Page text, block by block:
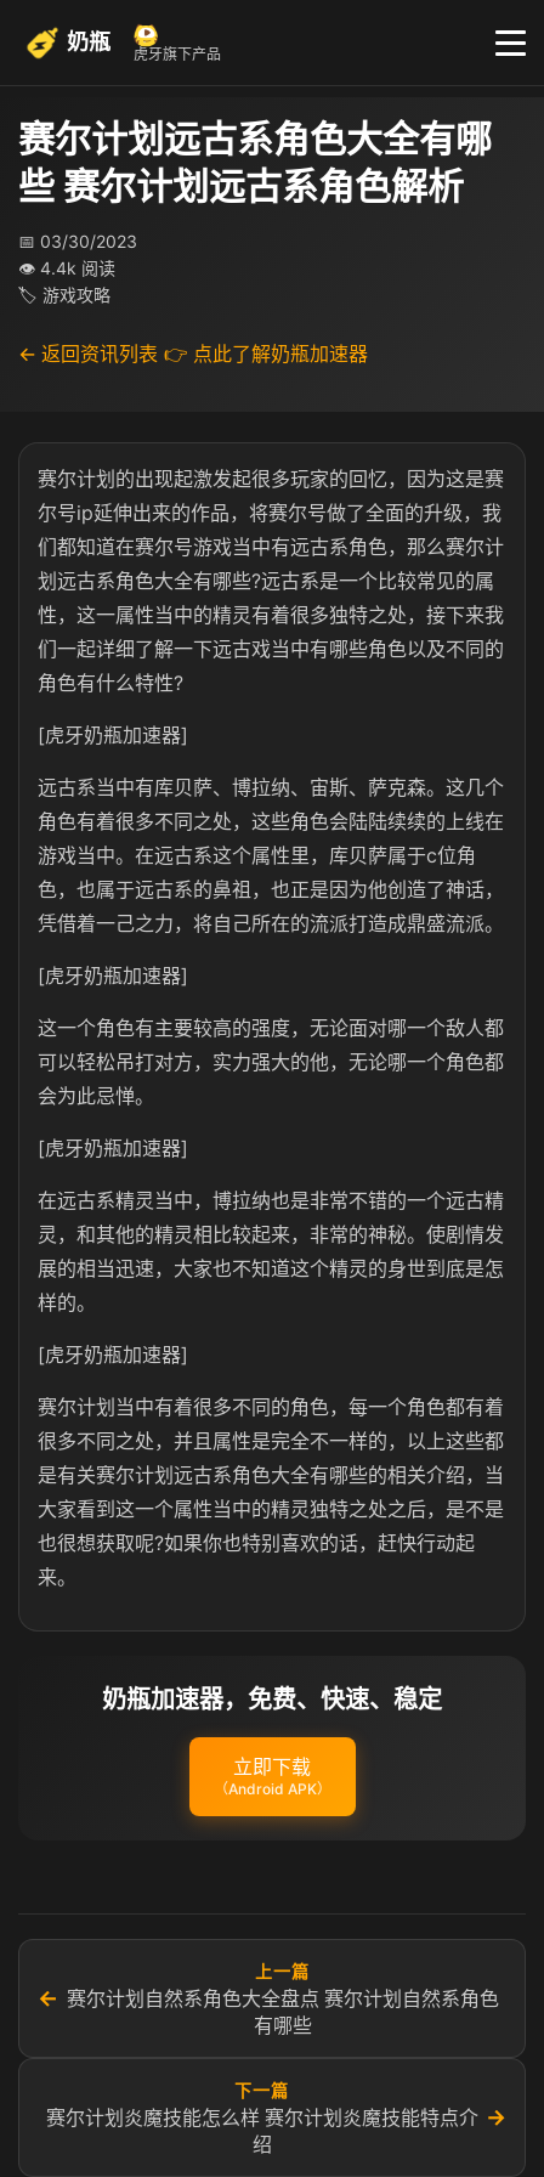
奶瓶 虎牙旗下产品
赛尔计划远古系角色大全有哪
些 赛尔计划远古系角色解析
📅 03/30/2023
👁 4.4k 阅读
🏷 游戏攻略
← 返回资讯列表 👉 点此了解奶瓶加速器
赛尔计划的出现起激发起很多玩家的回忆，因为这是赛
尔号ip延伸出来的作品，将赛尔号做了全面的升级，我
们都知道在赛尔号游戏当中有远古系角色，那么赛尔计
划远古系角色大全有哪些?远古系是一个比较常见的属
性，这一属性当中的精灵有着很多独特之处，接下来我
们一起详细了解一下远古戏当中有哪些角色以及不同的
角色有什么特性?
[虎牙奶瓶加速器]
远古系当中有库贝萨、博拉纳、宙斯、萨克森。这几个
角色有着很多不同之处，这些角色会陆陆续续的上线在
游戏当中。在远古系这个属性里，库贝萨属于c位角
色，也属于远古系的鼻祖，也正是因为他创造了神话，
凭借着一己之力，将自己所在的流派打造成鼎盛流派。
[虎牙奶瓶加速器]
这一个角色有主要较高的强度，无论面对哪一个敌人都
可以轻松吊打对方，实力强大的他，无论哪一个角色都
会为此忌惮。
[虎牙奶瓶加速器]
在远古系精灵当中，博拉纳也是非常不错的一个远古精
灵，和其他的精灵相比较起来，非常的神秘。使剧情发
展的相当迅速，大家也不知道这个精灵的身世到底是怎
样的。
[虎牙奶瓶加速器]
赛尔计划当中有着很多不同的角色，每一个角色都有着
很多不同之处，并且属性是完全不一样的，以上这些都
是有关赛尔计划远古系角色大全有哪些的相关介绍，当
大家看到这一个属性当中的精灵独特之处之后，是不是
也很想获取呢?如果你也特别喜欢的话，赶快行动起
来。
奶瓶加速器，免费、快速、稳定
立即下载
（Android APK）
←
上一篇
赛尔计划自然系角色大全盘点 赛尔计划自然系角色
有哪些
下一篇
赛尔计划炎魔技能怎么样 赛尔计划炎魔技能特点介
绍
→